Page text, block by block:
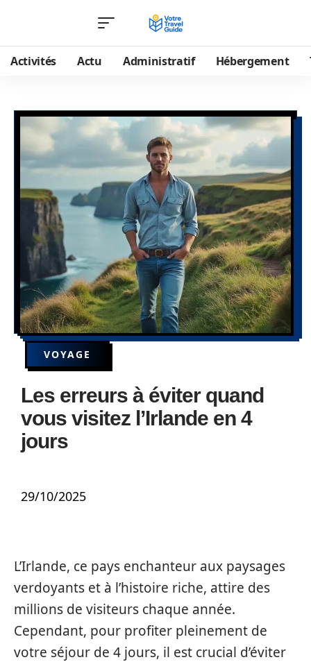
Activités Actu Administratif Hébergement
VOYAGE
Les erreurs à éviter quand
vous visitez l’Irlande en 4
jours
29/10/2025
L’Irlande, ce pays enchanteur aux paysages
verdoyants et à l’histoire riche, attire des
millions de visiteurs chaque année.
Cependant, pour profiter pleinement de
votre séjour de 4 jours, il est crucial d’éviter